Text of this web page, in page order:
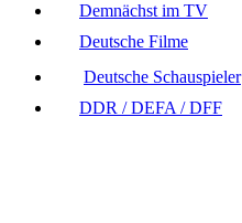
Demnächst im TV
Deutsche Filme
Deutsche Schauspieler
DDR / DEFA / DFF